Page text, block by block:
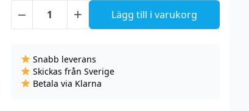
−
Mesh
-
+ Lägg till i varukorg
Snabb leverans
Skickas från Sverige
Betala via Klarna